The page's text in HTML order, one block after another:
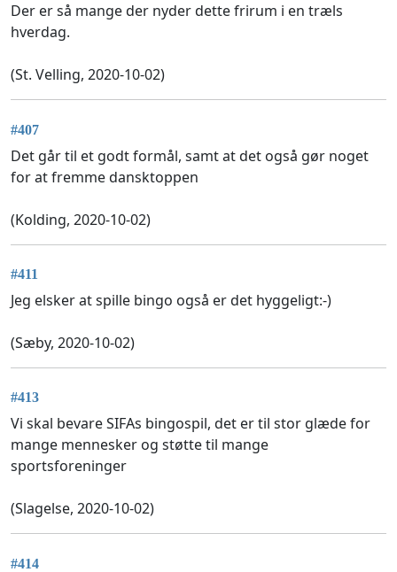
Der er så mange der nyder dette frirum i en træls
hverdag.
(St. Velling, 2020-10-02)
#407
Det går til et godt formål, samt at det også gør noget
for at fremme dansktoppen
(Kolding, 2020-10-02)
#411
Jeg elsker at spille bingo også er det hyggeligt:-)
(Sæby, 2020-10-02)
#413
Vi skal bevare SIFAs bingospil, det er til stor glæde for
mange mennesker og støtte til mange
sportsforeninger
(Slagelse, 2020-10-02)
#414